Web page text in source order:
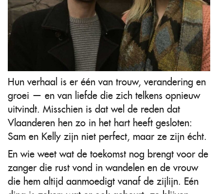
Hun verhaal is er één van trouw, verandering en
groei — en van liefde die zich telkens opnieuw
uitvindt. Misschien is dat wel de reden dat
Vlaanderen hen zo in het hart heeft gesloten:
Sam en Kelly zijn niet perfect, maar ze zijn écht.
En wie weet wat de toekomst nog brengt voor de
zanger die rust vond in wandelen en de vrouw
die hem altijd aanmoedigt vanaf de zijlijn. Eén